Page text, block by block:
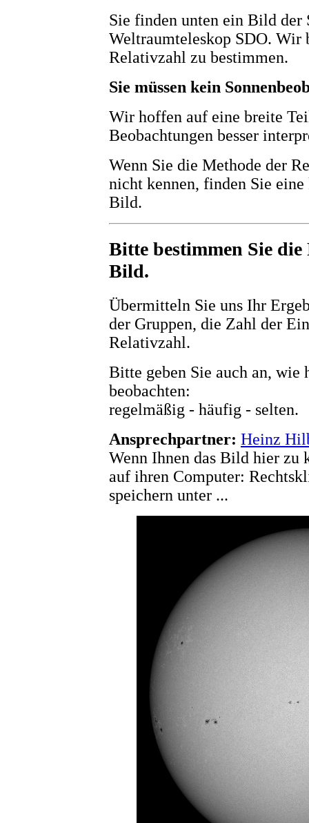
Sie finden unten ein Bild der
Weltraumteleskop SDO.
Relativzahl zu bestimmen.
Sie müssen kein
Wir hoffen auf eine breite
Beobachtungen besser
Wenn Sie die Methode der
nicht kennen, finden Sie
Bild.
Bitte bestimmen Sie
Bild.
Übermitteln Sie uns Ihr
der Gruppen, die Zahl der
Relativzahl.
Bitte geben Sie auch an, wie
beobachten:
regelmäßig - häufig - selten.
Ansprechpartner: Heinz
Wenn Ihnen das Bild hier zu
auf ihren Computer:
speichern unter ...